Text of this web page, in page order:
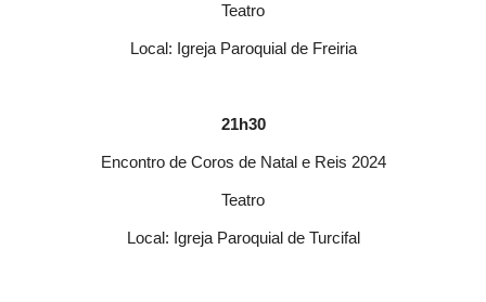
Teatro
Local: Igreja Paroquial de Freiria
21h30
Encontro de Coros de Natal e Reis 2024
Teatro
Local: Igreja Paroquial de Turcifal